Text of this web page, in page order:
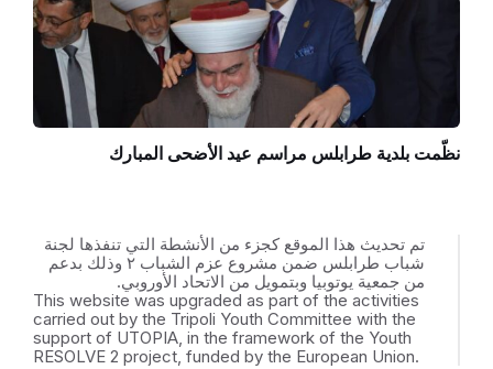
نظّمت بلدية طرابلس مراسم عيد الأضحى المبارك
تم تحديث هذا الموقع كجزء من الأنشطة التي تنفذها لجنة
شباب طرابلس ضمن مشروع عزم الشباب ٢ وذلك بدعم
من جمعية يوتوبيا وبتمويل من الاتحاد الأوروبي.
This website was upgraded as part of the activities
carried out by the Tripoli Youth Committee with the
support of UTOPIA, in the framework of the Youth
RESOLVE 2 project, funded by the European Union.